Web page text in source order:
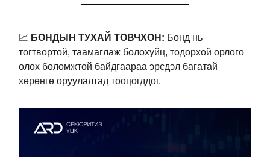
📈 БОНДЫН ТУХАЙ ТОВЧХОН: Бонд нь
тогтвортой, таамаглаж болохуйц, тодорхой орлого
олох боломжтой байдгаараа эрсдэл багатай
хөрөнгө оруулалтад тооцогддог.